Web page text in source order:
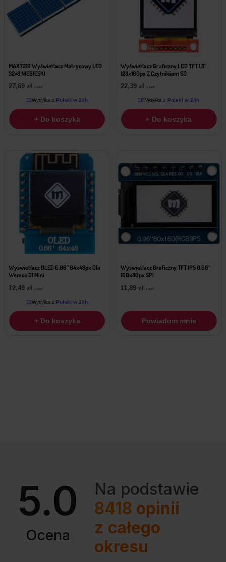
MAX7219 Wyświetlacz Matrycowy LED
32×8 NIEBIESKI
27,69 zł z VAT
Wysyłka z Polski w 24h
+ Do koszyka
Wyświetlacz Graficzny LCD TFT 1,8″
128x160px Z Czytnikiem SD
22,39 zł z VAT
Wysyłka z Polski w 24h
+ Do koszyka
Wyświetlacz OLED 0,66″ 64x48px Dla
Wemos D1 Mini
12,49 zł z VAT
Wysyłka z Polski w 24h
+ Do koszyka
Wyświetlacz Graficzny TFT IPS 0,96″
160x80px SPI
11,89 zł z VAT
Powiadom mnie
5.0
Ocena
Na podstawie
8418 opinii
z całego
okresu